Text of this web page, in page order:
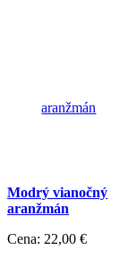
Modrý vianočný
aranžmán
Cena: 22,00 €